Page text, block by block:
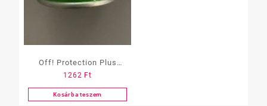
Off! Protection Plus
száraz aerosol
1262 Ft
Kosárba teszem